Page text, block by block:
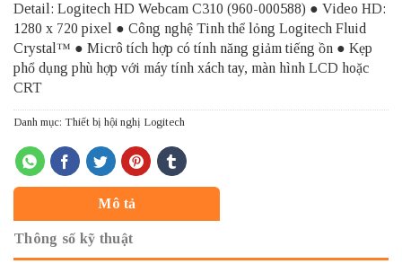
Detail: Logitech HD Webcam C310 (960-000588) ● Video HD:
1280 x 720 pixel ● Công nghệ Tinh thể lỏng Logitech Fluid
Crystal™ ● Micrô tích hợp có tính năng giảm tiếng ồn ● Kẹp
phổ dụng phù hợp với máy tính xách tay, màn hình LCD hoặc
CRT
Danh mục: Thiết bị hội nghị Logitech
Mô tả
Thông số kỹ thuật